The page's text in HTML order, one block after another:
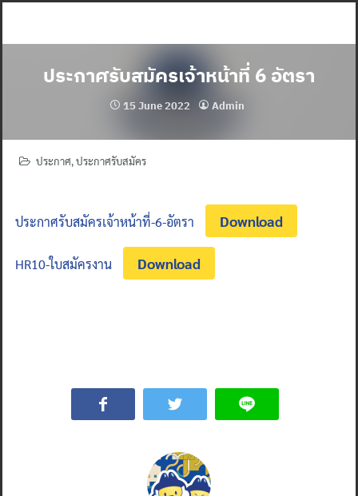
ประกาศรับสมัครเจ้าหน้าที่ 6 อัตรา
15 June 2022 Admin
ประกาศ,ประกาศรับสมัคร
ประกาศรับสมัครเจ้าหน้าที่-6-อัตรา Download
HR10-ใบสมัครงาน Download